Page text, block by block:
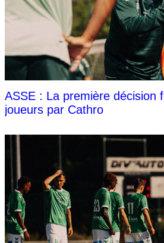
ASSE : La première décision
joueurs par Cathro